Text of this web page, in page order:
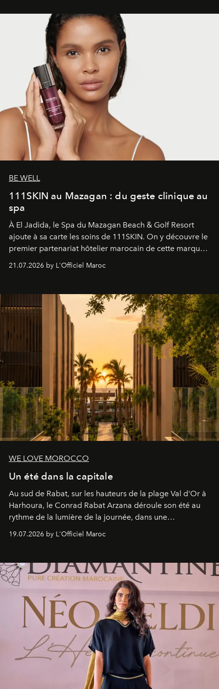
BE WELL
111SKIN au Mazagan : du geste clinique au
spa
À El Jadida, le Spa du Mazagan Beach & Golf Resort
ajoute à sa carte les soins de 111SKIN. On y découvre le
premier partenariat hôtelier marocain de cette marque
britannique, née dans un cabinet de chirurgie plastique
londonien et construite depuis autour d'un actif breveté,
21.07.2026 by L'Officiel Maroc
WE LOVE MOROCCO
Un été dans la capitale
Au sud de Rabat, sur les hauteurs de la plage Val d'Or à
Harhoura, le Conrad Rabat Arzana déroule son été au
rythme de la lumière de la journée, dans une
programmation pensée comme une succession de
rendez-vous avec l’océan.
19.07.2026 by L'Officiel Maroc